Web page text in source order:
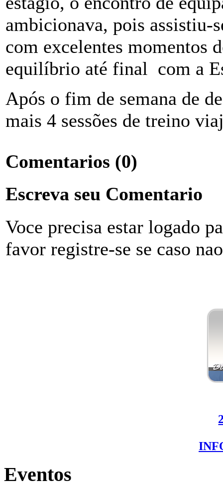
ambicionava, pois assistiu-
com excelentes momentos
equilíbrio até final com a
Após o fim de semana de
mais 4 sessões de treino
Comentarios (0)
Escreva seu Comentario
Voce precisa estar logado
favor registre-se se caso
Eventos